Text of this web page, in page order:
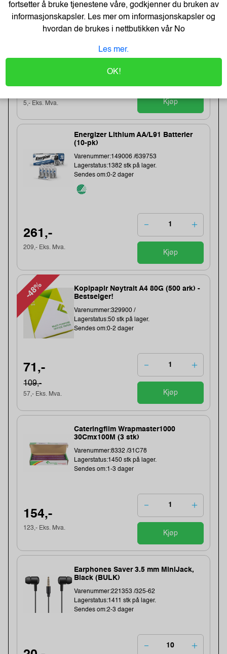
OUR LIFE
Varenummer:184283 /BathGEL-300-ml
Lagerstatus:2550 stk på lager.
5,- Eks. Mva. Kjøp
Energizer Lithium AA/L91 Batterier
(10-pk)
Varenummer:149006 /639753
Lagerstatus:1382 stk på lager.
Sendes om:0-2 dager
261,-
209,- Eks. Mva.
Kjøp
-48%
Kopipapir Nøytralt A4 80G (500 ark) -
Bestselger!
Varenummer:329900 /
Lagerstatus:50 stk på lager.
Sendes om:0-2 dager
71,-
109,-
57,- Eks. Mva. Kjøp
Cateringfilm Wrapmaster1000
30Cmx100M (3 stk)
Varenummer:8332 /31C78
Lagerstatus:1450 stk på lager.
Sendes om:1-3 dager
154,-
123,- Eks. Mva.
Kjøp
Earphones Saver 3.5 mm MiniJack,
Black (BULK)
Varenummer:221353 /325-62
Lagerstatus:1411 stk på lager.
Sendes om:2-3 dager
fortsetter å bruke tjenestene våre, godkjenner du bruken av
informasjonskapsler. Les mer om informasjonskapsler og
hvordan de brukes i nettbutikken vårNo
Les mer.
OK!